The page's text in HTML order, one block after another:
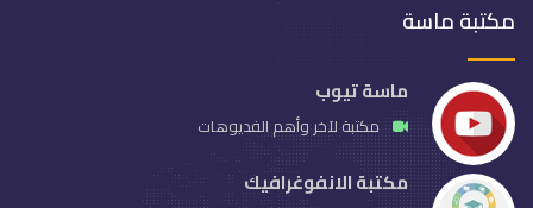
مكتبة ماسة
ماسة تيوب
مكتبة لآخر وأهم الفديوهات
مكتبة الانفوغرافيك